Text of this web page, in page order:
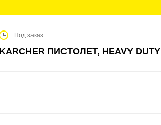
Под заказ
KARCHER ПИСТОЛЕТ, HEAVY DUTY